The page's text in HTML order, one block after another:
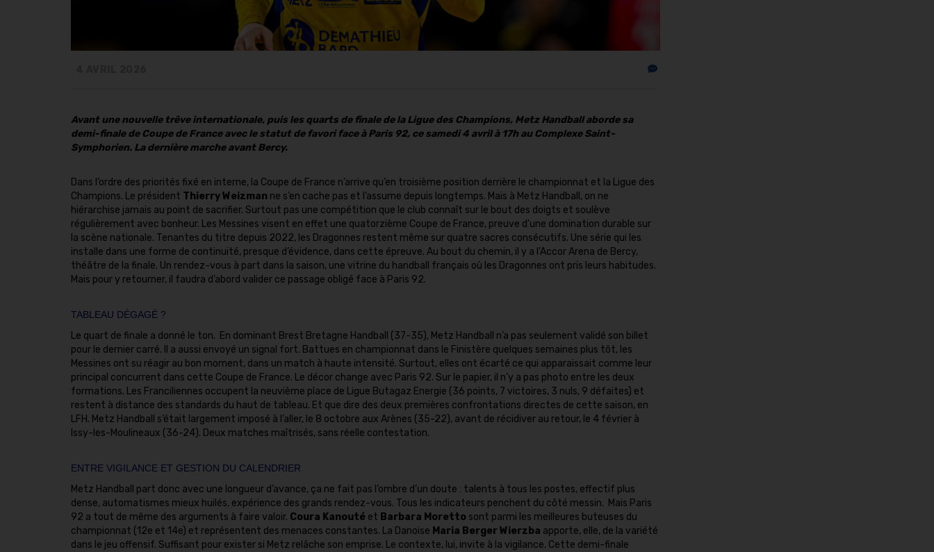
Avant une nouvelle trêve internationale, puis les quarts de finale de la Ligue des Champions, Metz Handball aborde sa
demi-finale de Coupe de France avec le statut de favori face à Paris 92, ce samedi 4 avril à 17h au Complexe Saint-
Symphorien. La dernière marche avant Bercy.
Dans l’ordre des priorités fixé en interne, la Coupe de France n’arrive qu’en troisième position derrière le championnat et la Ligue des
Champions. Le président Thierry Weizman ne s’en cache pas et l’assume depuis longtemps. Mais à Metz Handball, on ne
hiérarchise jamais au point de sacrifier. Surtout pas une compétition que le club connaît sur le bout des doigts et soulève
régulièrement avec bonheur. Les Messines visent en effet une quatorzième Coupe de France, preuve d’une domination durable sur
la scène nationale. Tenantes du titre depuis 2022, les Dragonnes restent même sur quatre sacres consécutifs. Une série qui les
installe dans une forme de continuité, presque d’évidence, dans cette épreuve. Au bout du chemin, il y a l’Accor Arena de Bercy,
théâtre de la finale. Un rendez-vous à part dans la saison, une vitrine du handball français où les Dragonnes ont pris leurs habitudes.
Mais pour y retourner, il faudra d’abord valider ce passage obligé face à Paris 92.
TABLEAU DÉGAGÉ ?
Le quart de finale a donné le ton. En dominant Brest Bretagne Handball (37-35), Metz Handball n’a pas seulement validé son billet
pour le dernier carré. Il a aussi envoyé un signal fort. Battues en championnat dans le Finistère quelques semaines plus tôt, les
Messines ont su réagir au bon moment, dans un match à haute intensité. Surtout, elles ont écarté ce qui apparaissait comme leur
principal concurrent dans cette Coupe de France. Le décor change avec Paris 92. Sur le papier, il n’y a pas photo entre les deux
formations. Les Franciliennes occupent la neuvième place de Ligue Butagaz Energie (36 points, 7 victoires, 3 nuls, 9 défaites) et
restent à distance des standards du haut de tableau. Et que dire des deux premières confrontations directes de cette saison, en
LFH. Metz Handball s’était largement imposé à l’aller, le 8 octobre aux Arènes (35-22), avant de récidiver au retour, le 4 février à
Issy-les-Moulineaux (36-24). Deux matches maîtrisés, sans réelle contestation.
ENTRE VIGILANCE ET GESTION DU CALENDRIER
Metz Handball part donc avec une longueur d’avance, ça ne fait pas l’ombre d’un doute : talents à tous les postes, effectif plus
dense, automatismes mieux huilés, expérience des grands rendez-vous. Tous les indicateurs penchent du côté messin. Mais Paris
92 a tout de même des arguments à faire valoir. Coura Kanouté et Barbara Moretto sont parmi les meilleures buteuses du
championnat (12e et 14e) et représentent des menaces constantes. La Danoise Maria Berger Wierzba apporte, elle, de la variété
dans le jeu offensif. Suffisant pour exister si Metz relâche son emprise. Le contexte, lui, invite à la vigilance. Cette demi-finale